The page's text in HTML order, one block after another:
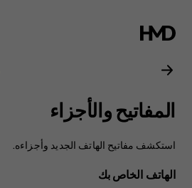
دليل
مستخدم
هاتف
Nokia
2.1
المفاتيح والأجزاء
استكشف مفاتيح الهاتف الجديد وأجزاءه.
الهاتف الخاص بك